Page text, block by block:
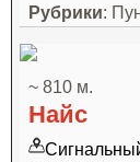
Рубрики:
~ 810 м.
Найс